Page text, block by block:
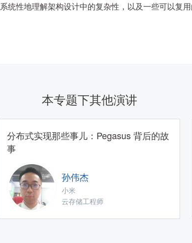
系统性地理解架构设计中的复杂性，以及一些可以复用
本专题下其他演讲
分布式实现那些事儿：Pegasus 背后的故
事
孙伟杰
小米
云存储工程师